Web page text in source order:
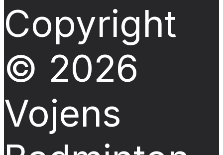
Copyright
© 2026
Vojens